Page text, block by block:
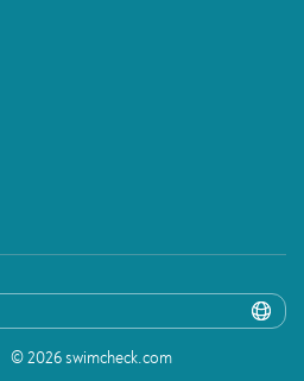
© 2026 swimcheck.com